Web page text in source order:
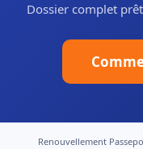
Dossier complet
Renouvellement